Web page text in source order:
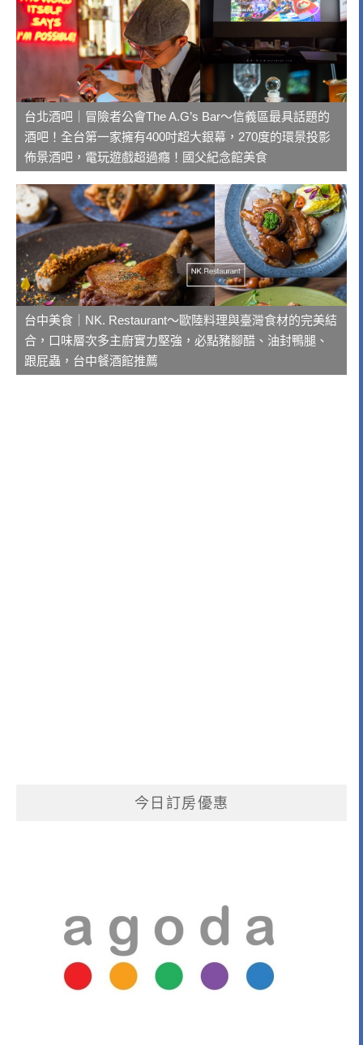
台北酒吧｜冒險者公會The A.G’s Bar～信義區最具話題的
酒吧！全台第一家擁有400吋超大銀幕，270度的環景投影
佈景酒吧，電玩遊戲超過癮！國父紀念館美食
台中美食｜NK. Restaurant～歐陸料理與臺灣食材的完美結
合，口味層次多主廚實力堅強，必點豬腳醋、油封鴨腿、
跟屁蟲，台中餐酒館推薦
今日訂房優惠